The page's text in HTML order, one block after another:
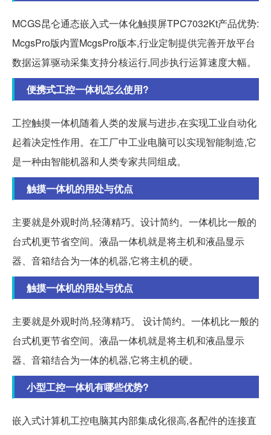
MCGS昆仑通态嵌入式一体化触摸屏TPC7032Kt产品优势:
McgsPro版内置McgsPro版本,行业定制提供完善开放平台
数据运算驱动采集支持分核运行,同步执行运算速度大幅。
便携式工控一体机怎么使用?
工控触摸一体机随着人类的发展与进步,在实现工业自动化
起着决定性作用。在工厂中工业电脑可以实现智能制造,它
是一种由智能机器和人类专家共同组成。
触摸一体机的用处与优点
主要就是外观时尚,轻薄精巧。设计简约。一体机比一般的
台式机更节省空间。液晶一体机就是将主机和液晶显示
器、音箱结合为一体的机器,它将主机的硬。
触摸一体机的用处与优点
主要就是外观时尚,轻薄精巧。 设计简约。一体机比一般的
台式机更节省空间。液晶一体机就是将主机和液晶显示
器、音箱结合为一体的机器,它将主机的硬。
小型工控一体机有哪些优势?
嵌入式计算机工控电脑其内部集成化很高,各配件的连接直